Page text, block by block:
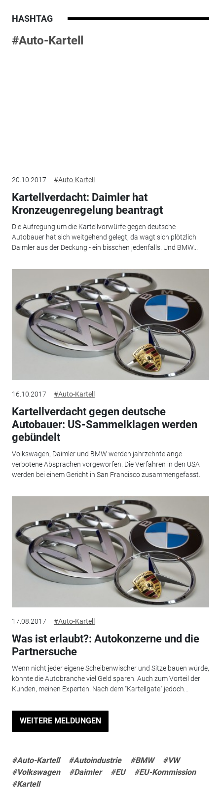
HASHTAG
#Auto-Kartell
20.10.2017 #Auto-Kartell
Kartellverdacht: Daimler hat
Kronzeugenregelung beantragt
Die Aufregung um die Kartellvorwürfe gegen deutsche
Autobauer hat sich weitgehend gelegt, da wagt sich plötzlich
Daimler aus der Deckung - ein bisschen jedenfalls. Und BMW...
16.10.2017 #Auto-Kartell
Kartellverdacht gegen deutsche
Autobauer: US-Sammelklagen werden
gebündelt
Volkswagen, Daimler und BMW werden jahrzehntelange
verbotene Absprachen vorgeworfen. Die Verfahren in den USA
werden bei einem Gericht in San Francisco zusammengefasst.
17.08.2017 #Auto-Kartell
Was ist erlaubt?: Autokonzerne und die
Partnersuche
Wenn nicht jeder eigene Scheibenwischer und Sitze bauen würde,
könnte die Autobranche viel Geld sparen. Auch zum Vorteil der
Kunden, meinen Experten. Nach dem "Kartellgate" jedoch...
WEITERE MELDUNGEN
#Auto-Kartell #Autoindustrie #BMW
#VW
#Volkswagen
#Daimler #EU
#EU-Kommission
#Kartell